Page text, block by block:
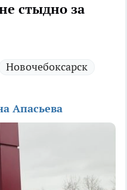
стыдно за
Новочебоксарск
Апасьева